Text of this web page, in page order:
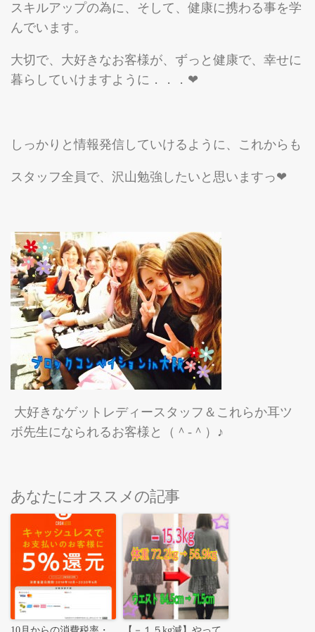
スキルアップの為に、そして、健康に携わる事を学
んでいます。
大切で、大好きなお客様が、ずっと健康で、幸せに
暮らしていけますように．．．❤
しっかりと情報発信していけるように、これからも
スタッフ全員で、沢山勉強したいと思いますっ❤
大好きなゲットレディースタッフ＆これらか耳ツ
ボ先生になられるお客様と（＾-＾）♪
あなたにオススメの記事